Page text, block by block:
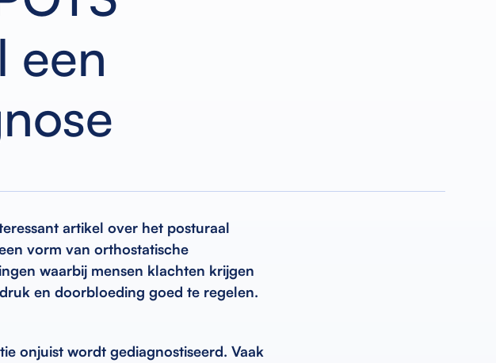
een
artikel over het posturaal
vorm van orthostatische
waarbij mensen klachten krijgen
en doorbloeding goed te regelen.
onjuist wordt gediagnostiseerd. Vaak